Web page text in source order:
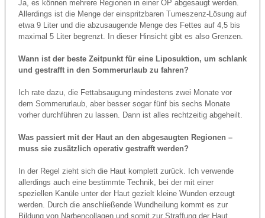
Ja, es können mehrere Regionen in einer OP abgesaugt werden.
Allerdings ist die Menge der einspritzbaren Tumeszenz-Lösung auf
etwa 9 Liter und die abzusaugende Menge des Fettes auf 4,5 bis
maximal 5 Liter begrenzt. In dieser Hinsicht gibt es also Grenzen.
Wann ist der beste Zeitpunkt für eine Liposuktion, um schlank
und gestrafft in den Sommerurlaub zu fahren?
Ich rate dazu, die Fettabsaugung mindestens zwei Monate vor
dem Sommerurlaub, aber besser sogar fünf bis sechs Monate
vorher durchführen zu lassen. Dann ist alles rechtzeitig abgeheilt.
Was passiert mit der Haut an den abgesaugten Regionen –
muss sie zusätzlich operativ gestrafft werden?
In der Regel zieht sich die Haut komplett zurück. Ich verwende
allerdings auch eine bestimmte Technik, bei der mit einer
speziellen Kanüle unter der Haut gezielt kleine Wunden erzeugt
werden. Durch die anschließende Wundheilung kommt es zur
Bildung von Narbencollagen und somit zur Straffung der Haut.